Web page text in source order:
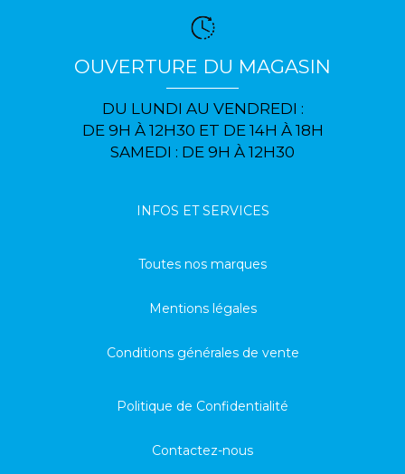
OUVERTURE DU MAGASIN
DU LUNDI AU VENDREDI :
DE 9H À 12H30 ET DE 14H À 18H
SAMEDI : DE 9H À 12H30
INFOS ET SERVICES
Toutes nos marques
Mentions légales
Conditions générales de vente
Politique de Confidentialité
Contactez-nous